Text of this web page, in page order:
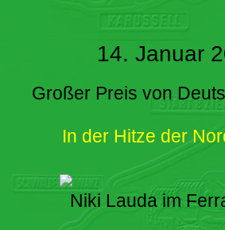
14. Januar
Großer Preis von
In der Hitze der
Niki Lauda im